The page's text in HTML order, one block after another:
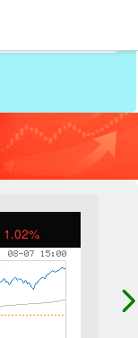
1.02%